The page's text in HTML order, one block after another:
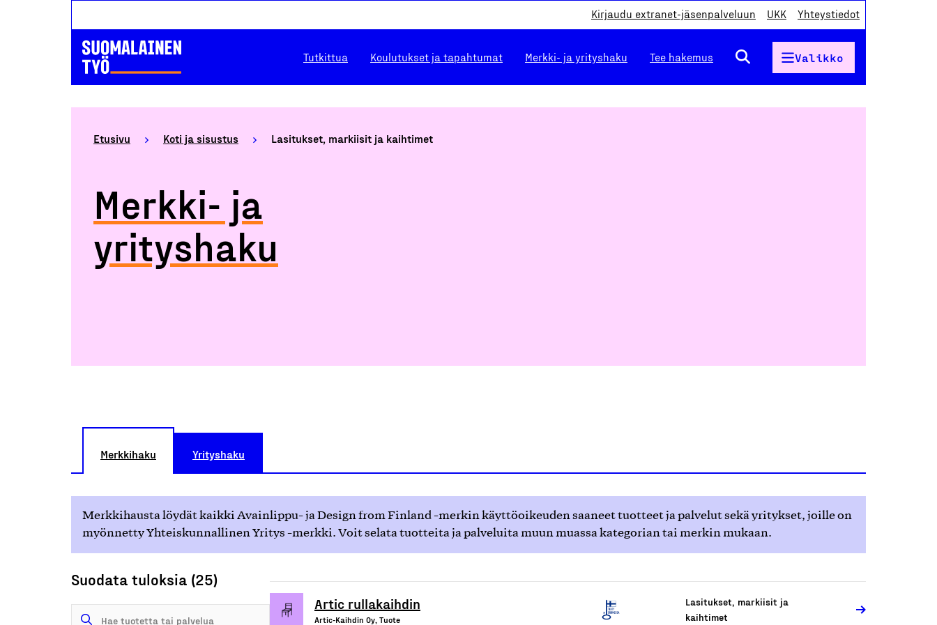
Kirjaudu extranet-jäsenpalveluun UKK Yhteystiedot
Tutkittua Koulutukset ja tapahtumat Merkki- ja yrityshaku Tee hakemus Valikko
Etusivu Koti ja sisustus Lasitukset, markiisit ja kaihtimet
Merkki- ja
yrityshaku
Merkkihaku Yrityshaku
Merkkihausta löydät kaikki Avainlippu- ja Design from Finland -merkin käyttöoikeuden saaneet tuotteet ja palvelut sekä yritykset, joille on
myönnetty Yhteiskunnallinen Yritys -merkki. Voit selata tuotteita ja palveluita muun muassa kategorian tai merkin mukaan.
Suodata tuloksia (25)
Artic rullakaihdin
Artic-Kaihdin Oy, Tuote
Lasitukset, markiisit ja
kaihtimet